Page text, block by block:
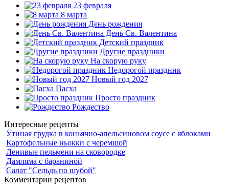
23 февраля
8 марта
День рождения
День Св. Валентина
Детский праздник
Другие праздники
На скорую руку
Недорогой праздник
Новый год 2027
Пасха
Просто праздник
Рождество
Интересные рецепты
Утиная грудка в коньячно-апельсиновом соусе с яблоками
Картофельные ньокки с черемшой
Ленивые пельмени на сковородке
Дамляма с бараниной
Салат "Сельдь по шубой"
Комментарии рецептов